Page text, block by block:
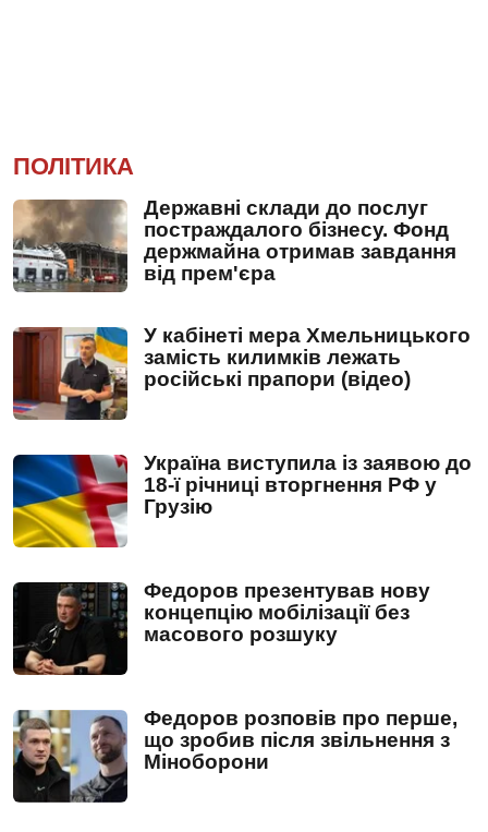
ПОЛІТИКА
Державні склади до послуг
постраждалого бізнесу. Фонд
держмайна отримав завдання
від прем'єра
У кабінеті мера Хмельницького
замість килимків лежать
російські прапори (відео)
Україна виступила із заявою до
18-ї річниці вторгнення РФ у
Грузію
Федоров презентував нову
концепцію мобілізації без
масового розшуку
Федоров розповів про перше,
що зробив після звільнення з
Міноборони